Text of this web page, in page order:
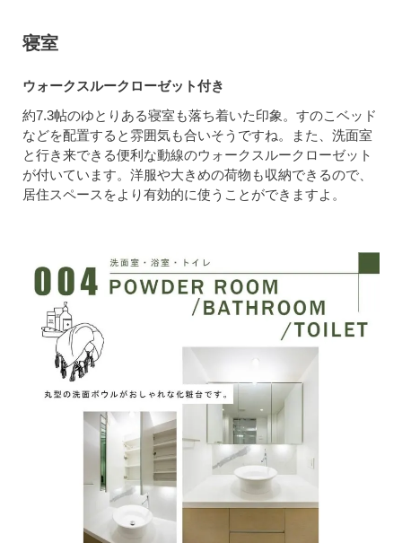
寝室
ウォークスルークローゼット付き
約7.3帖のゆとりある寝室も落ち着いた印象。すのこベッド
などを配置すると雰囲気も合いそうですね。また、洗面室
と行き来できる便利な動線のウォークスルークローゼット
が付いています。洋服や大きめの荷物も収納できるので、
居住スペースをより有効的に使うことができますよ。